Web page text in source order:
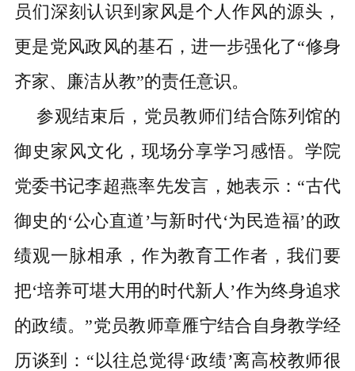
员们深刻认识到家风是个人作风的源头，
更是党风政风的基石，进一步强化了“修身
齐家、廉洁从教”的责任意识。
参观结束后，党员教师们结合陈列馆的
御史家风文化，现场分享学习感悟。学院
党委书记李超燕率先发言，她表示： “古代
御史的‘公心直道’与新时代‘为民造福’的政
绩观一脉相承，作为教育工作者，我们要
把‘培养可堪大用的时代新人’作为终身追求
的政绩。”党员教师章雁宁结合自身教学经
历谈到：“以往总觉得‘政绩’离高校教师很